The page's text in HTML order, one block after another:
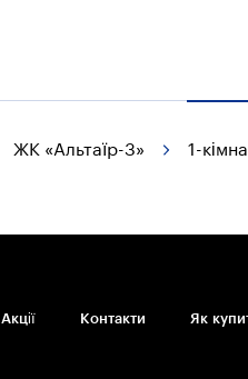
ЖК «Альтаїр-3» 1-
Акції Контакти Як